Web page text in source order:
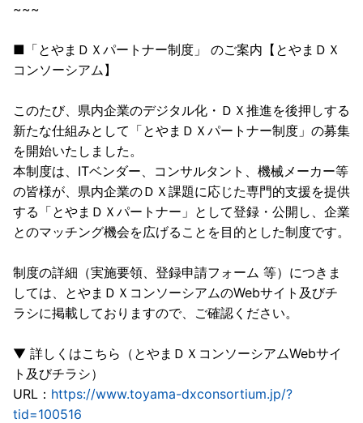
~~~
■「とやまＤＸパートナー制度」 のご案内【とやまＤＸ
コンソーシアム】
このたび、県内企業のデジタル化・ＤＸ推進を後押しする
新たな仕組みとして「とやまＤＸパートナー制度」の募集
を開始いたしました。
本制度は、ITベンダー、コンサルタント、機械メーカー等
の皆様が、県内企業のＤＸ課題に応じた専門的支援を提供
する「とやまＤＸパートナー」として登録・公開し、企業
とのマッチング機会を広げることを目的とした制度です。
制度の詳細（実施要領、登録申請フォーム 等）につきま
しては、とやまＤＸコンソーシアムのWebサイト及びチ
ラシに掲載しておりますので、ご確認ください。
▼ 詳しくはこちら（とやまＤＸコンソーシアムWebサイ
ト及びチラシ）
URL： https://www.toyama-dxconsortium.jp/?
tid=100516